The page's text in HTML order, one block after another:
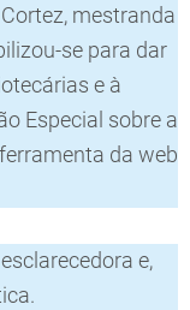
mestranda
se para dar
e à
Especial sobre a
da web
e,